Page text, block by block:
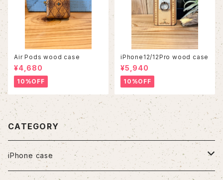
Air Pods wood case
¥4,680
10%OFF
iPhone12/12Pro wood case
¥5,940
10%OFF
CATEGORY
iPhone case